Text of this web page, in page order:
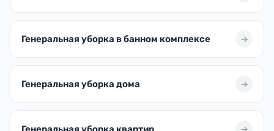
Генеральная уборка в банном комплексе
Генеральная уборка дома